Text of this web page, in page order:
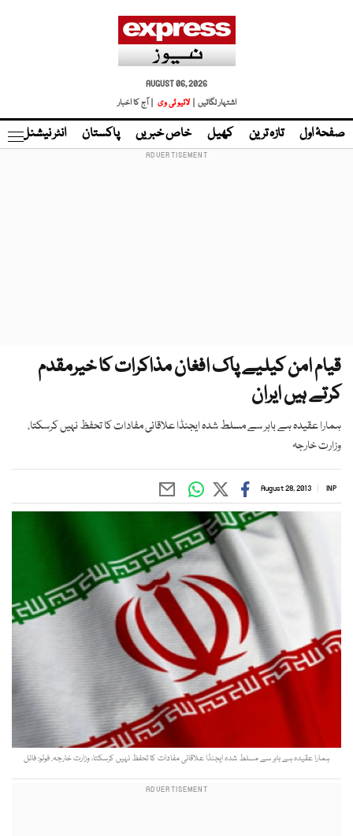
AUGUST 06, 2026
اشتہار لگائیں |
لائیو ٹی وی | آج کا اخبار
صفحۂ اول تازہ ترین کھیل خاص خبریں پاکستان انٹر نیشنل
قیام امن کیلیے پاک افغان مذاکرات کا خیرمقدم
کرتے ہیں ایران
ہمارا عقیدہ ہے باہر سے مسلط شدہ ایجنڈا علاقائی مفادات کا تحفظ نہیں کرسکتا،
وزارت خارجہ
INP
August 28, 2013
ہمارا عقیدہ ہے باہر سے مسلط شدہ ایجنڈا علاقائی مفادات کا تحفظ نہیں کرسکتا، وزارت خارجہ. فوٹو: فائل